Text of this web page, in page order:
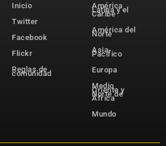
Inicio
Twitter
Facebook
Flickr
Reglas de
comunidad
América
Latina y el
Caribe
América del
Norte
Asia-
Pacífico
Europa
Medio
Oriente y
Norte de
África
Mundo